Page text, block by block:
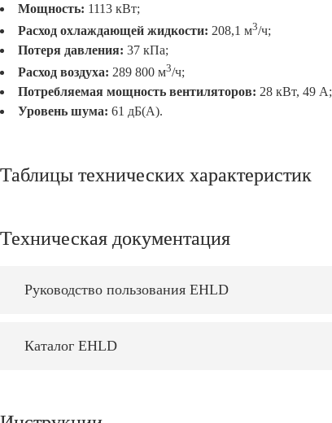
Мощность: 1113 кВт;
Расход охлаждающей жидкости: 208,1 м3/ч;
Потеря давления: 37 кПа;
Расход воздуха: 289 800 м3/ч;
Потребляемая мощность вентиляторов: 28 кВт, 49 А;
Уровень шума: 61 дБ(А).
Таблицы технических характеристик
Техническая документация
Руководство пользования EHLD
Каталог EHLD